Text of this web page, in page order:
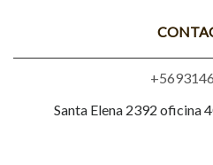
Santa Elena 2392 oficina